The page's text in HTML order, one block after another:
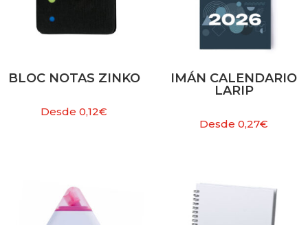
BLOC NOTAS ZINKO
Desde0,12€
IMÁN CALENDARIO
LARIP
Desde0,27€